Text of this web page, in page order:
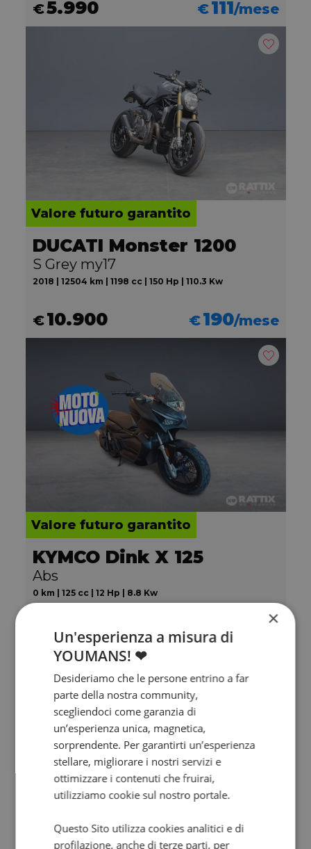
€5.990 €111/mese
Valore futuro garantito
DUCATI Monster 1200
S Grey my17
2018 | 12504 km | 1198 cc | 150 Hp | 110.3 Kw
€10.900 €190/mese
Valore futuro garantito
KYMCO Dink X 125
Abs
0 km | 125 cc | 12 Hp | 8.8 Kw
2.990 €64
Valore futuro garantito
×
Un'esperienza a misura di
YOUMANS! ❤
Desideriamo che le persone entrino a far
parte della nostra community,
scegliendoci come garanzia di
un’esperienza unica, magnetica,
sorprendente. Per garantirti un’esperienza
stellare, migliorare i nostri servizi e
ottimizzare i contenuti che fruirai,
utilizziamo cookie sul nostro portale.
Questo Sito utilizza cookies analitici e di
profilazione, anche di terze parti, per